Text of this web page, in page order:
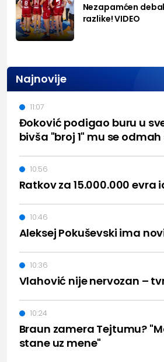
Nezapamćen
razlike! VIDEO
Najnovije
Đoković podigao buru u
bivša "broj 1" mu se
11:07
Ratkov za 15.000.000 evra
10:56
Aleksej Pokuševski ima
10:46
Vlahović nije nervozan –
10:36
Braun zamera Tejtumu?
stane uz mene"
10:24